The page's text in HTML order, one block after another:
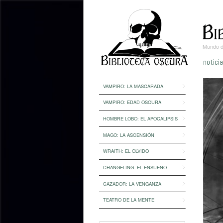
Mundo
VAMPIRO: LA MASCARADA
VAMPIRO: EDAD OSCURA
HOMBRE LOBO: EL APOCALIPSIS
MAGO: LA ASCENSIÓN
WRAITH: EL OLVIDO
CHANGELING: EL ENSUEÑO
CAZADOR: LA VENGANZA
TEATRO DE LA MENTE